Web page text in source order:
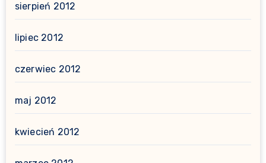
sierpień 2012
lipiec 2012
czerwiec 2012
maj 2012
kwiecień 2012